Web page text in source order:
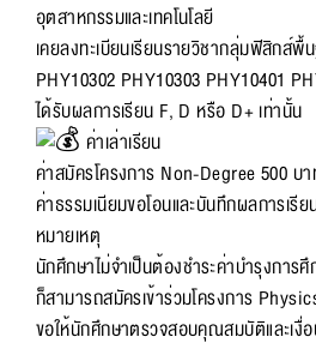
อุตสาหกรรมและเทคโนโลยี
เคยลงทะเบียนเรียนรายวิชากลุ่มฟิสิกส์พื้
PHY10302 PHY10303 PHY10401
ได้รับผลการเรียน F, D หรือ D+ เท่านั้น
ค่าเล่าเรียน
ค่าสมัครโครงการ Non-Degree 500 บ
ค่าธรรมเนียมขอโอนและบันทึกผลการเรี
หมายเหตุ
นักศึกษาไม่จำเป็นต้องชำระค่าบำรุงการ
ก็สามารถสมัครเข้าร่วมโครงการ
ขอให้นักศึกษาตรวจสอบคุณสมบัติและเงื่